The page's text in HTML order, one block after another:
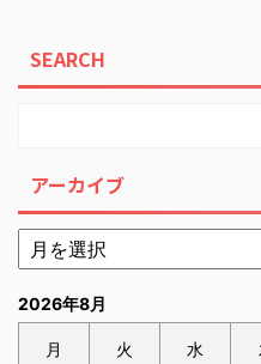
SEARCH
アーカイブ
2026年8月
月 火 水